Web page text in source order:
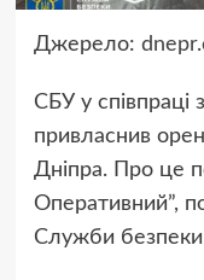
Джерело:
СБУ у
привласнив
Дніпра. Про це
Оперативний”,
Служби безпеки